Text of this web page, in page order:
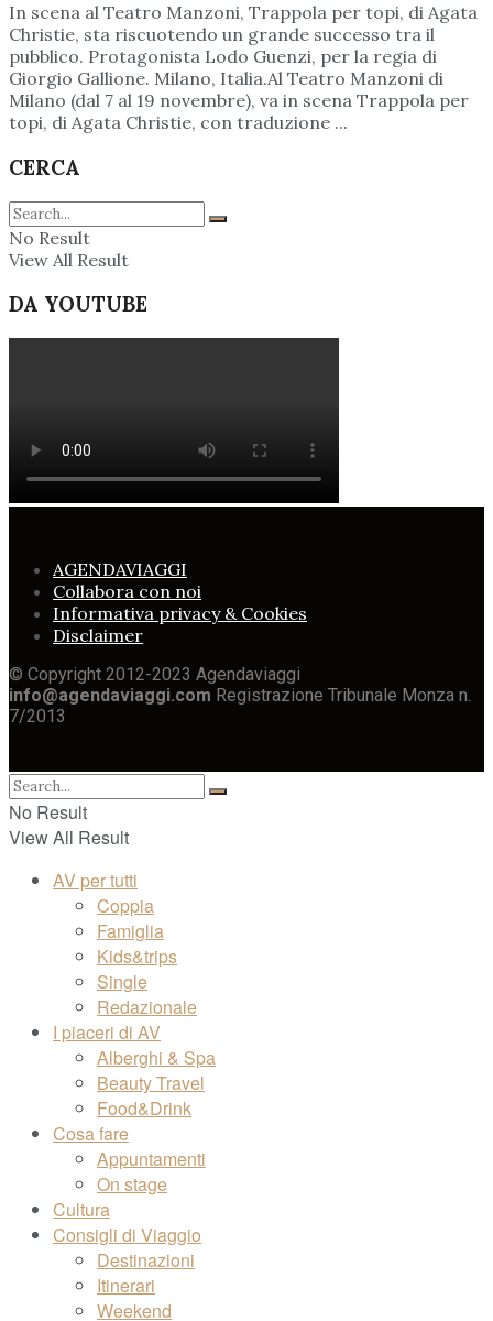
In scena al Teatro Manzoni, Trappola per topi, di Agata
Christie, sta riscuotendo un grande successo tra il
pubblico. Protagonista Lodo Guenzi, per la regia di
Giorgio Gallione. Milano, Italia.Al Teatro Manzoni di
Milano (dal 7 al 19 novembre), va in scena Trappola per
topi, di Agata Christie, con traduzione ...
CERCA
No Result
View All Result
DA YOUTUBE
AGENDAVIAGGI
Collabora con noi
Informativa privacy & Cookies
Disclaimer
© Copyright 2012-2023 Agendaviaggi
info@agendaviaggi.com Registrazione Tribunale Monza n.
7/2013
No Result
View All Result
AV per tutti
Coppia
Famiglia
Kids&trips
Single
Redazionale
I piaceri di AV
Alberghi & Spa
Beauty Travel
Food&Drink
Cosa fare
Appuntamenti
On stage
Cultura
Consigli di Viaggio
Destinazioni
Itinerari
Weekend